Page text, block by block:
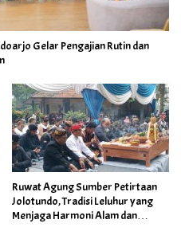
Gelar Pengajian Rutin dan
Ruwat Agung Sumber Petirtaan
Jolotundo, Tradisi Leluhur yang
Menjaga Harmoni Alam dan